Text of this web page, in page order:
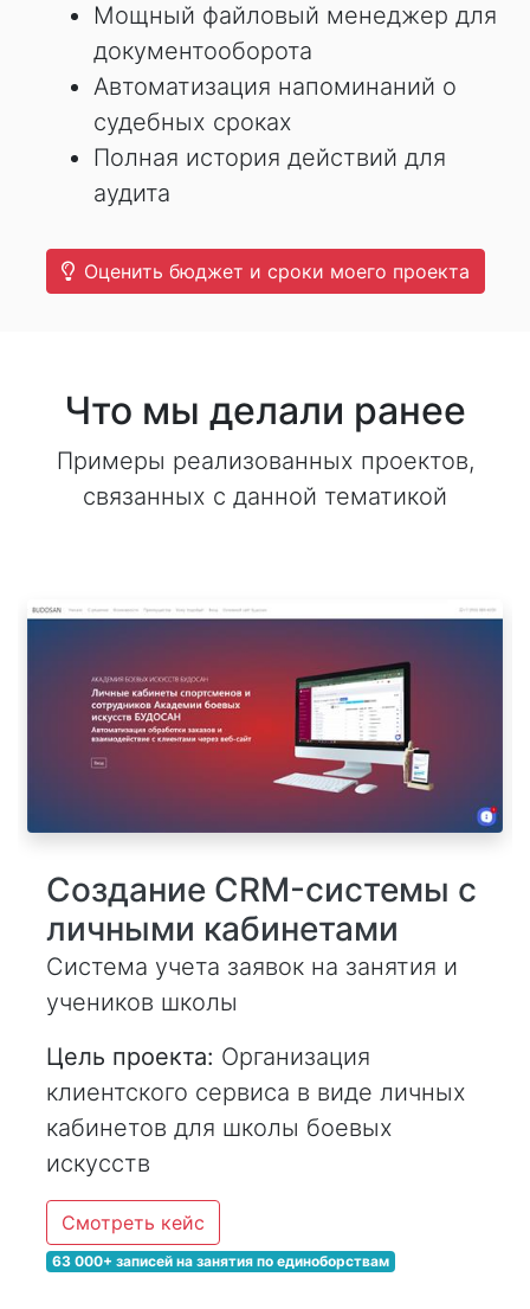
Мощный файловый менеджер для
документооборота
Автоматизация напоминаний о
судебных сроках
Полная история действий для
аудита
Оценить бюджет и сроки моего проекта
Что мы делали ранее
Примеры реализованных проектов,
связанных с данной тематикой
Создание CRM-системы с
личными кабинетами
Система учета заявок на занятия и
учеников школы
Цель проекта: Организация
клиентского сервиса в виде личных
кабинетов для школы боевых
искусств
Смотреть кейс
63 000+ записей на занятия по единоборствам